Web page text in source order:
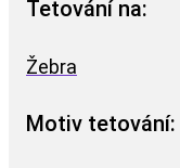
Tetování na:
Žebra
Motiv tetování: